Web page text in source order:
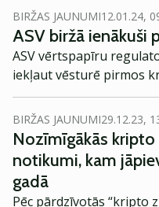
pārsniedz tradicionālās
decentralizētos tīklos
vismodernāko
BIRŽAS JAUNUMI12.01.24,
ASV biržā
ASV vērtspapīru
iekļaut vēsturē pirmos
BIRŽAS JAUNUMI29.12.23,
Nozīmīgākās
notikumi, kam
gadā
Pēc pārdzīvotās “kripto